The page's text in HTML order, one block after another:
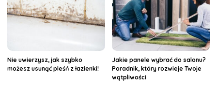
Nie uwierzysz, jak szybko
możesz usunąć pleśń z łazienki!
Jakie panele wybrać do salonu?
Poradnik, który rozwieje Twoje
wątpliwości